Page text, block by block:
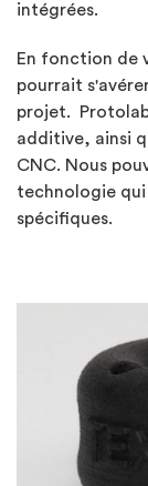
intégrées.
En fonction de
pourrait
projet.
additive, ainsi
CNC. Nous
technologie qui
spécifiques.